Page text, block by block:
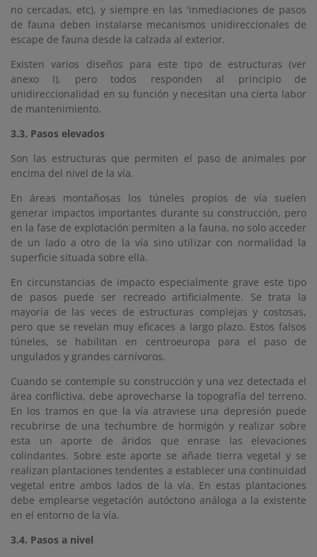
no cercadas, etc), y siempre en las 'inmediaciones de pasos
de fauna deben instalarse mecanismos unidireccionales de
escape de fauna desde la calzada al exterior.
Existen varios diseños para este tipo de estructuras (ver
anexo I), pero todos responden al principio de
unidireccionalidad en su función y necesitan una cierta labor
de mantenimiento.
3.3. Pasos elevados
Son las estructuras que permiten el paso de animales por
encima del nivel de la vía.
En áreas montañosas los túneles propios de vía suelen
generar impactos importantes durante su construcción, pero
en la fase de explotación permiten a la fauna, no solo acceder
de un lado a otro de la vía sino utilizar con normalidad la
superficie situada sobre ella.
En circunstancias de impacto especialmente grave este tipo
de pasos puede ser recreado artificialmente. Se trata la
mayoría de las veces de estructuras complejas y costosas,
pero que se revelan muy eficaces a largo plazo. Estos falsos
túneles, se habilitan en centroeuropa para el paso de
ungulados y grandes carnívoros.
Cuando se contemple su construcción y una vez detectada el
área conflictiva, debe aprovecharse la topografía del terreno.
En los tramos en que la vía atraviese una depresión puede
recubrirse de una techumbre de hormigón y realizar sobre
esta un aporte de áridos que enrase las elevaciones
colindantes. Sobre este aporte se añade tierra vegetal y se
realizan plantaciones tendentes a establecer una continuidad
vegetal entre ambos lados de la vía. En estas plantaciones
debe emplearse vegetación autóctono análoga a la existente
en el entorno de la vía.
3.4. Pasos a nivel